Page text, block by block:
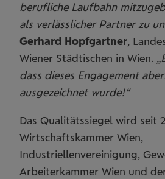
berufliche Laufbahn
als verlässlicher Partner zu
Gerhard Hopfgartner,
Wiener Städtischen in Wien.
dass dieses Engagement
ausgezeichnet wurde!“
Das Qualitätssiegel wird seit
Wirtschaftskammer Wien,
Industriellenvereinigung,
Arbeiterkammer Wien und